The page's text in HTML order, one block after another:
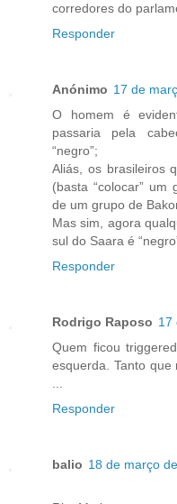
corredores do
Responder
Anónimo 17 de
O homem é
passaria pela
“negro”;
Aliás, os brasileiros
(basta “colocar” um
de um grupo de
Mas sim, agora
sul do Saara é
Responder
Rodrigo Raposo 17
Quem ficou
esquerda. Tanto
...
Responder
balio 18 de março